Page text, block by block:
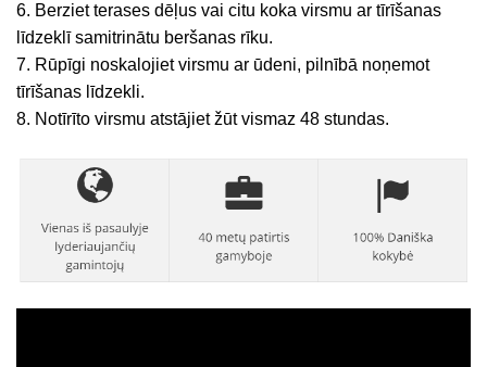
6. Berziet terases dēļus vai citu koka virsmu ar tīrīšanas
līdzeklī samitrinātu beršanas rīku.
7. Rūpīgi noskalojiet virsmu ar ūdeni, pilnībā noņemot
tīrīšanas līdzekli.
8. Notīrīto virsmu atstājiet žūt vismaz 48 stundas.